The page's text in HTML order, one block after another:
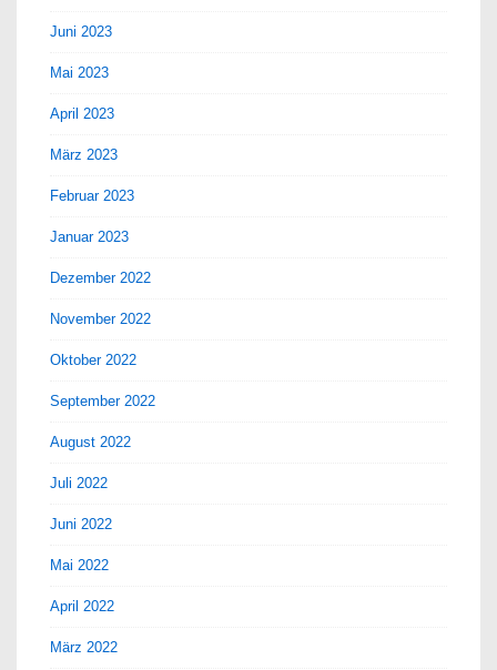
Juni 2023
Mai 2023
April 2023
März 2023
Februar 2023
Januar 2023
Dezember 2022
November 2022
Oktober 2022
September 2022
August 2022
Juli 2022
Juni 2022
Mai 2022
April 2022
März 2022